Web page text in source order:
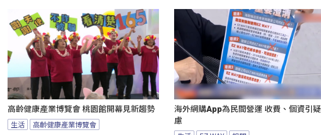
高齡健康產業博覽會 桃園館開幕見新趨勢
生活 高齡健康產業博覽會
海外網購App為民間營運 收費、個資引疑
慮